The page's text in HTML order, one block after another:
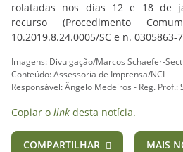
rolatadas nos dias 12 e 18 de
recurso (Procedimento
10.2019.8.24.0005/SC e n. 0305863-
Imagens: Divulgação/Marcos Schaefer-
Conteúdo: Assessoria de Imprensa/NCI
Responsável: Ângelo Medeiros - Reg. Prof.:
Copiar o link desta notícia.
COMPARTILHAR MAIS